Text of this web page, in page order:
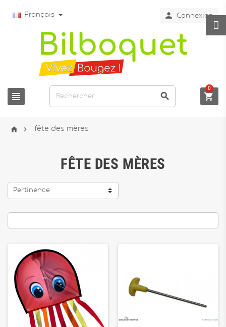
Français  Connexion
  
0
  fête des mères
FÊTE DES MÈRES
Pertinence